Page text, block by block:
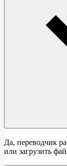
Да, переводчик
или загрузить